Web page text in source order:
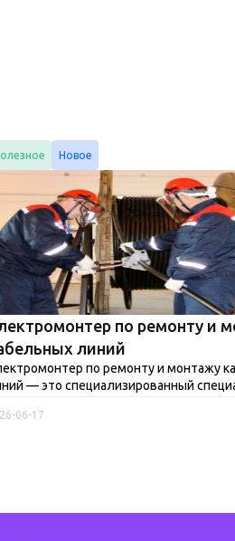
Новое
по ремонту и
линий
по ремонту и монтажу
— это специализированный
линий, которые являются
06-17